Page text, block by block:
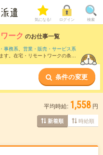
気になる! ログイン 検索
ーク のお仕事一覧
事務系、 営業・販売・サービス系
す。在宅・リモートワークの条件
条件の変更
平均時給: 1,558 円
新着順 時給順